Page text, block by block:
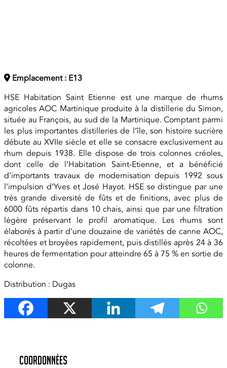
Emplacement : E13
HSE Habitation Saint Etienne est une marque de rhums
agricoles AOC Martinique produite à la distillerie du Simon,
située au François, au sud de la Martinique. Comptant parmi
les plus importantes distilleries de l’île, son histoire sucrière
débute au XVIIe siècle et elle se consacre exclusivement au
rhum depuis 1938. Elle dispose de trois colonnes créoles,
dont celle de l’Habitation Saint-Etienne, et a bénéficié
d’importants travaux de modernisation depuis 1992 sous
l’impulsion d’Yves et José Hayot. HSE se distingue par une
très grande diversité de fûts et de finitions, avec plus de
6000 fûts répartis dans 10 chais, ainsi que par une filtration
légère préservant le profil aromatique. Les rhums sont
élaborés à partir d’une douzaine de variétés de canne AOC,
récoltées et broyées rapidement, puis distillés après 24 à 36
heures de fermentation pour atteindre 65 à 75 % en sortie de
colonne.
Distribution : Dugas
Coordonnées